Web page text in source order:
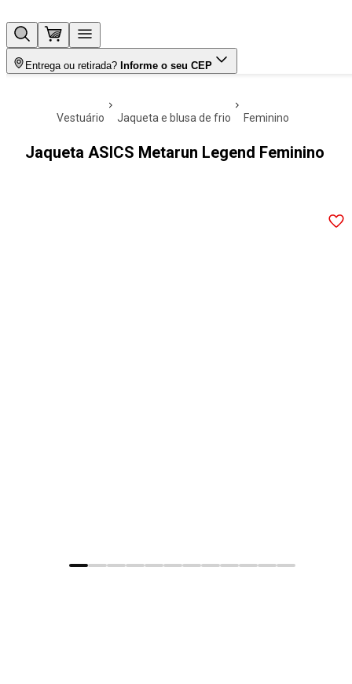
Entrega ou retirada? Informe o seu CEP
vestuário jaqueta e blusa de frio feminino
Jaqueta ASICS Metarun Legend Feminino